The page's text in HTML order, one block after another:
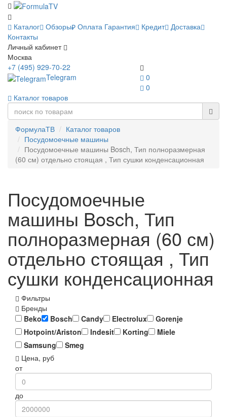
Каталог Обзоры Оплата Гарантия Кредит Доставка
Контакты
Личный кабинет
Москва
0
0
+7 (495) 929-70-22
Telegram
Каталог товаров
ФормулаТВ
Каталог товаров
Посудомоечные машины
Посудомоечные машины Bosch, Тип полноразмерная
(60 см) отдельно стоящая , Тип сушки конденсационная
Посудомоечные
машины Bosch, Тип
полноразмерная (60 см)
отдельно стоящая , Тип
сушки конденсационная
Фильтры
Бренды
Beko
Bosch Candy Electrolux
Gorenje
Hotpoint/Ariston
Indesit Korting
Miele
Samsung
Smeg
Цена, руб
от
до